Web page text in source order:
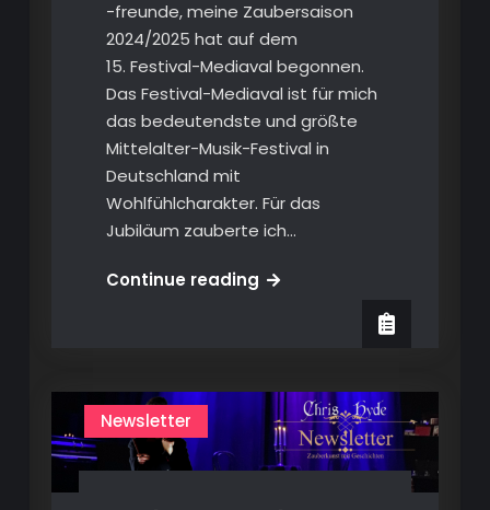
-freunde, meine Zaubersaison
2024/2025 hat auf dem
15. Festival-Mediaval begonnen.
Das Festival-Mediaval ist für mich
das bedeutendste und größte
Mittelalter-Musik-Festival in
Deutschland mit
Wohlfühlcharakter. Für das
Jubiläum zauberte ich…
Continue readingZauber-
Newsletter